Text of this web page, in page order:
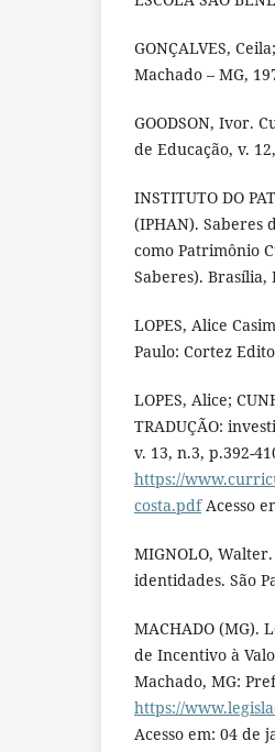
GONÇALVES,
Machado – MG,
GOODSON, Ivor.
de Educação, v.
INSTITUTO DO
(IPHAN). Saberes
como Patrimônio
Saberes). Brasília,
LOPES, Alice
Paulo: Cortez
LOPES, Alice;
TRADUÇÃO:
v. 13, n.3, p.392-
https://
costa.pdfAcesso
MIGNOLO,
identidades. São
MACHADO (MG).
de Incentivo à
Machado, MG:
https://
Acesso em: 04 de